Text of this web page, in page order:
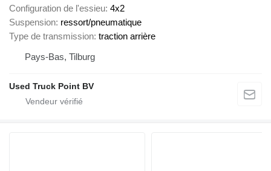
Configuration de l'essieu 4x2
Suspension ressort/pneumatique
Type de transmission traction arrière
Pays-Bas, Tilburg
Used Truck Point BV